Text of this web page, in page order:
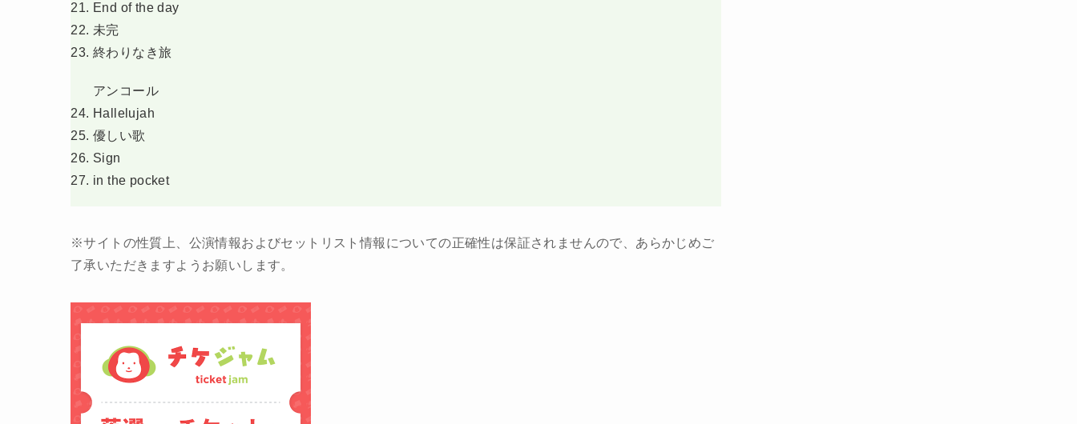
End of the day
未完
終わりなき旅
アンコール
Hallelujah
優しい歌
Sign
in the pocket
※サイトの性質上、公演情報およびセットリスト情報についての正確性は保証されませんので、あらかじめご
了承いただきますようお願いします。